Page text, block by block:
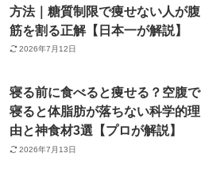
方法｜糖質制限で痩せない人が腹
筋を割る正解【日本一が解説】
2026年7月12日
寝る前に食べると痩せる？空腹で
寝ると体脂肪が落ちない科学的理
由と神食材3選【プロが解説】
2026年7月13日